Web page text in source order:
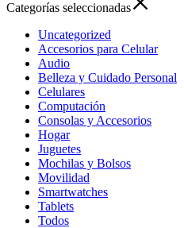
Categorías seleccionadas
Uncategorized
Accesorios para Celular
Audio
Belleza y Cuidado Personal
Celulares
Computación
Consolas y Accesorios
Hogar
Juguetes
Mochilas y Bolsos
Movilidad
Smartwatches
Tablets
Todos